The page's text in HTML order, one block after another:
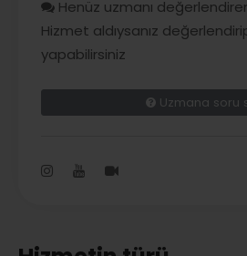
Henüz uzmanı
Hizmet aldıysanız
yapabilirsiniz
Uzmana soru